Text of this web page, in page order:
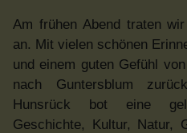
Am frühen Abend traten
an. Mit vielen schönen
und einem guten Gefühl
nach Guntersblum
Hunsrück bot eine
Geschichte, Kultur, Natur,